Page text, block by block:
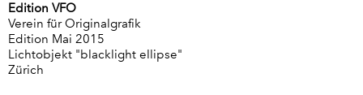
Edition VFO
Verein für Originalgrafik
Edition Mai 2015
Lichtobjekt "blacklight ellipse"
Zürich